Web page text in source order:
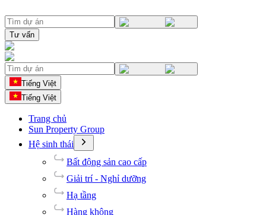
Tư vấn
Tiếng Việt
Tiếng Việt
Trang chủ
Sun Property Group
Hệ sinh thái
Bất động sản cao cấp
Giải trí - Nghỉ dưỡng
Hạ tầng
Hàng không